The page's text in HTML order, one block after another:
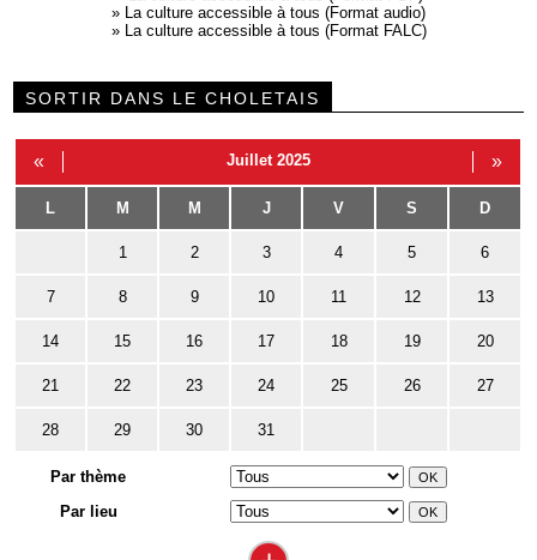
»
La culture accessible à tous (Format audio)
»
La culture accessible à tous (Format FALC)
SORTIR DANS LE CHOLETAIS
« Juillet 2025 »
L M M J V S D
1 2 3 4 5 6
7 8 9 10 11 12 13
14 15 16 17 18 19 20
21 22 23 24 25 26 27
28 29 30 31
Par thème
Par lieu